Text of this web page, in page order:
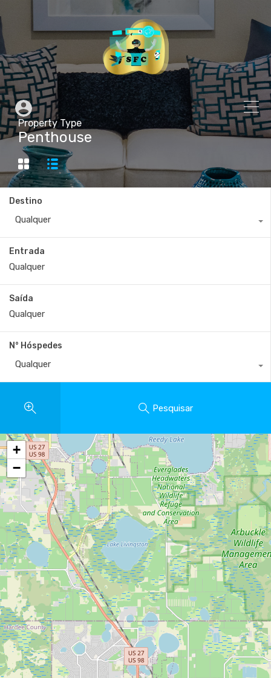
Property Type
Penthouse
Destino
Qualquer
Entrada
Saída
N° Hóspedes
Qualquer
Pesquisar
+
−